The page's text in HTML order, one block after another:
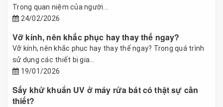
Trong quan niệm của người...
24/02/2026
Vỡ kính, nên khắc phục hay thay thế ngay?
Vỡ kính, nên khắc phục hay thay thế ngay? Trong quá trình
sử dụng các thiết bị gia...
19/01/2026
Sấy khử khuẩn UV ở máy rửa bát có thật sự cần
thiết?